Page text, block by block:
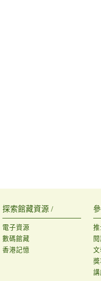
探索館藏資源 /
電子資源
數碼館藏
香港記憶
推
文